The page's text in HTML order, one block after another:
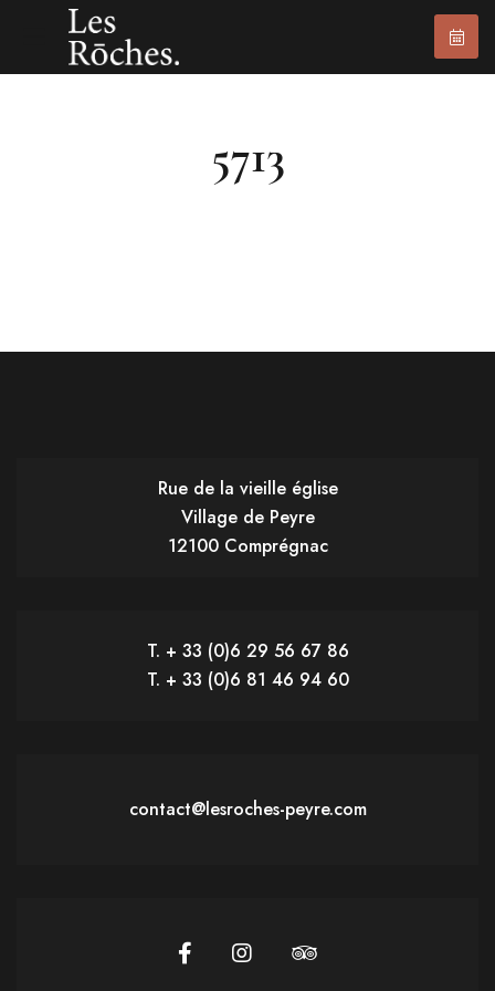
5713
Rue de la vieille église
Village de Peyre
12100 Comprégnac
T. + 33 (0)6 29 56 67 86
T. + 33 (0)6 81 46 94 60
contact@lesroches-peyre.com